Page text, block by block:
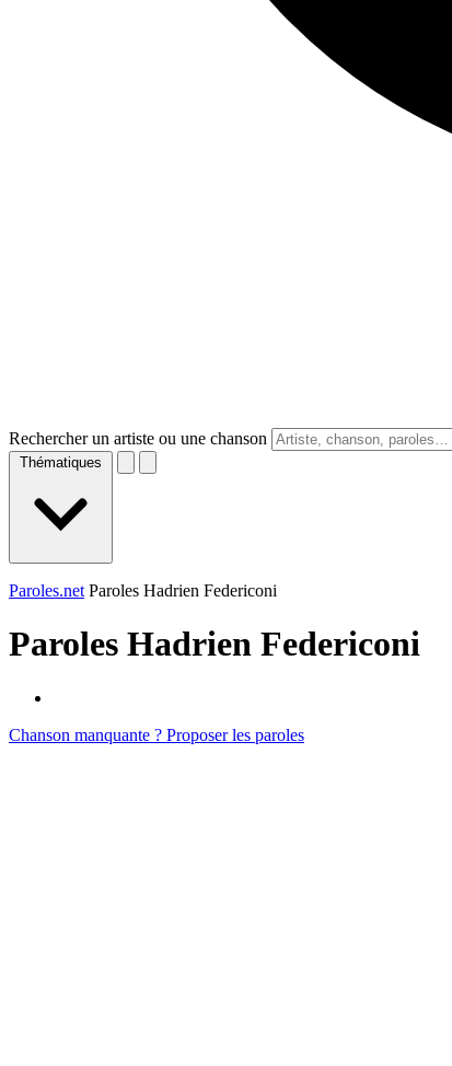
Rechercher un artiste ou une chanson
Thématiques
Paroles.net Paroles Hadrien Federiconi
Paroles Hadrien Federiconi
Chanson manquante ? Proposer les paroles